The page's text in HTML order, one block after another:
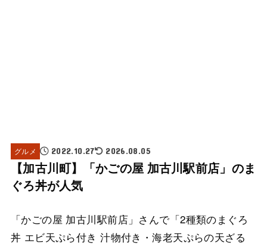
グルメ 2022.10.27 2026.08.05
【加古川町】「かごの屋 加古川駅前店」のま
ぐろ丼が人気
「かごの屋 加古川駅前店」さんで「2種類のまぐろ
丼 エビ天ぷら付き 汁物付き・海老天ぷらの天ざる